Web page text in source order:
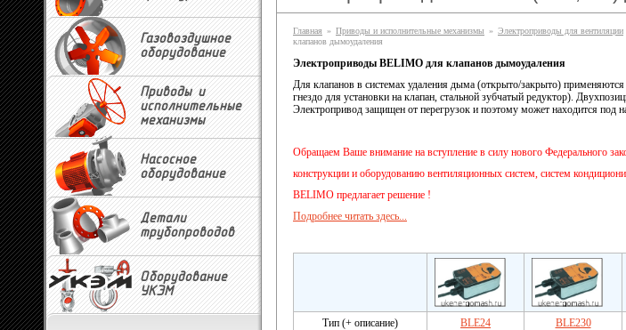
Газовоздушное
оборудование
Приводы и
исполнительные
механизмы
Насосное
оборудование
Детали
трубопроводов
Оборудование
УКЭМ
Главная » Приводы и исполнительные механизмы » Электроприводы для вентиляции
клапанов дымоудаления
Электроприводы BELIMO для клапанов дымоудаления
Для клапанов в системах удаления дыма (открыто/закрыто)
гнездо для установки на клапан, стальной зубчатый редуктор).
Электропривод защищен от перегрузок и поэтому может находится под
Обращаем Ваше внимание на вступление в силу нового Федерального
конструкции и оборудованию вентиляционных систем, систем
BELIMO предлагает решение !
Подробнее читать здесь...
Тип (+ описание) BLE24 BLE230